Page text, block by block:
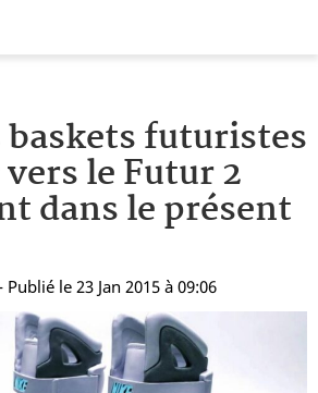
baskets futuristes
le Futur 2
dans le présent
Publié le 23 Jan 2015 à 09:06